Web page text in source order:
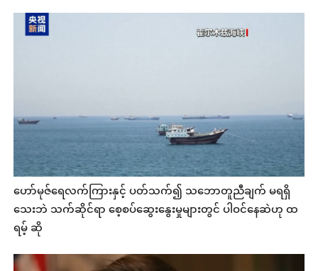
ဟော်မုဇ်ရေလက်ကြားနှင့် ပတ်သက်၍ သဘောတူညီချက် မရရှိ
သေးဘဲ သက်ဆိုင်ရာ စေ့စပ်ဆွေးနွေးမှုများတွင် ပါဝင်နေဆဲဟု ထ
ရမ့် ဆို